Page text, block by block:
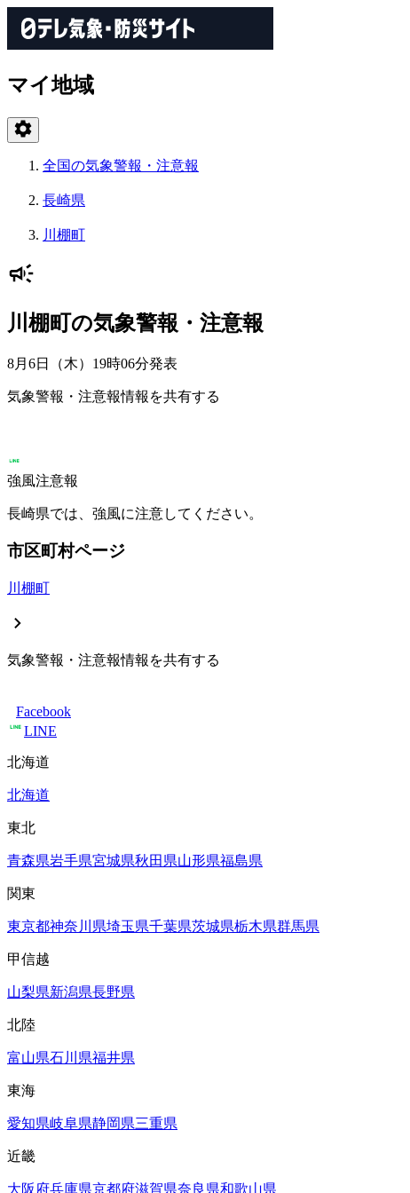
マイ地域
全国の気象警報・注意報
長崎県
川棚町
川棚町の気象警報・注意報
8月6日（木）19時06分発表
気象警報・注意報情報を共有する
強風注意報
長崎県では、強風に注意してください。
市区町村ページ
川棚町
気象警報・注意報情報を共有する
Facebook
LINE
北海道
北海道
東北
青森県岩手県宮城県秋田県山形県福島県
関東
東京都神奈川県埼玉県千葉県茨城県栃木県群馬県
甲信越
山梨県新潟県長野県
北陸
富山県石川県福井県
東海
愛知県岐阜県静岡県三重県
近畿
大阪府兵庫県京都府滋賀県奈良県和歌山県